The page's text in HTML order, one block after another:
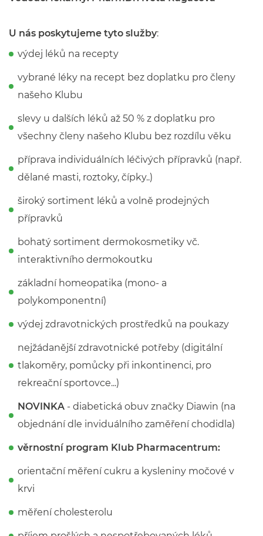
U nás poskytujeme tyto služby:
výdej léků na recepty
vybrané léky na recept bez doplatku pro členy
našeho Klubu
slevy u dalších léků až 50 % z doplatku pro
všechny členy našeho Klubu bez rozdílu věku
příprava individuálních léčivých přípravků (např.
dělané masti, roztoky, čípky..)
široký sortiment léků a volně prodejných
přípravků
bohatý sortiment dermokosmetiky vč.
interaktivního dermokoutku
základní homeopatika (mono- a
polykomponentní)
výdej zdravotnických prostředků na poukazy
nejžádanější zdravotnické potřeby (digitální
tlakoměry, pomůcky při inkontinenci, pro
rekreační sportovce...)
NOVINKA - diabetická obuv značky Diawin (na
objednání dle inviduálního zaměření chodidla)
věrnostní program Klub Pharmacentrum:
orientační měření cukru a kysleniny močové v
krvi
měření cholesterolu